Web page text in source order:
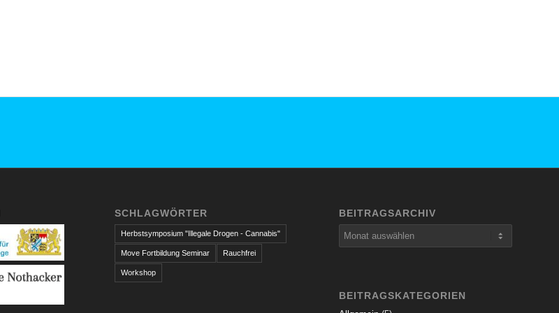
SCHLAGWÖRTER
Herbstsymposium "Illegale Drogen - Cannabis"
Move Fortbildung Seminar Rauchfrei
Workshop
BEITRAGSARCHIV
BEITRAGSKATEGORIEN